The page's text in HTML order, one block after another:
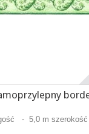
- 5,0 m